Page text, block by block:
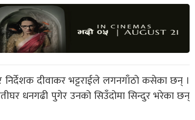
र निर्देशक दीवाकर भट्टराईले लगनगाँठो कसेका छन् ।
धनगढी पुगेर उनको सिउँदोमा सिन्दुर भरेका छन्